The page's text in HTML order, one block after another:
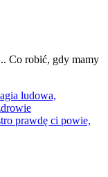
Co robić, gdy mamy
ludowa,